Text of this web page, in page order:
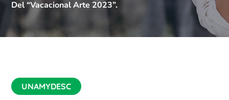
Del “Vacacional Arte 2023”.
UNAMYDESC